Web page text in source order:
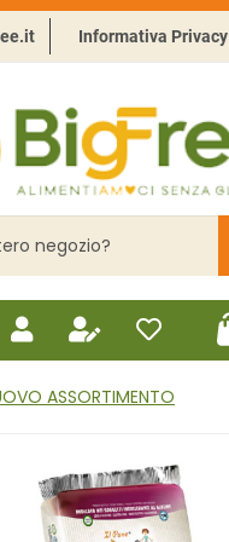
Informativa Privacy
ASSORTIMENTO